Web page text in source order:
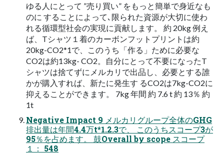
ゆる⼈にとって ”売り買い” をもっと簡単で⾝近なも
のに することによって､限られた資源が⼤切に使わ
れる循環型社会の実現に貢献します。 約 20kg 例え
ば、Tシャツ１着のカーボンフットプリントは約
20kg-CO2*1で、このうち「作る」ために必要な
CO2は約13kg- CO2。⾃分にとって不要になったT
シャツは捨てずにメルカリで出品し、必要とする誰
かが購⼊すれば、新たに発⽣す るCO2は7kg-CO2に
抑えることができます。 7kg 年間 約 7.6 t 約 13％ 約
1t
Negative Impact 9 メルカリグループ全体のGHG
排出量は年間4.4万t*1.2.3で、 このうちスコープ3が
95％を占めます。 ⿎Overall by scope スコープ
１： 548